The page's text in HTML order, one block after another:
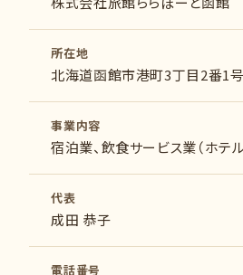
所在地
北海道函館市港町3丁目2番1号
事業内容
宿泊業、飲食サービス業（ホテル
代表
成田 恭子
電話番号